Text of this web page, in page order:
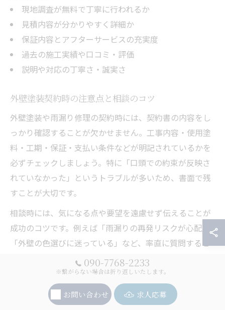
現地調査が無料で丁寧に行われるか
見積内容が分かりやすく詳細か
保証内容とアフターサービスの充実度
過去の施工実績や口コミ・評価
説明や対応の丁寧さ・誠実さ
外壁塗装契約時の注意点と相談のコツ
外壁塗装や雨漏り修理の契約時には、契約書の内容をし
っかり確認することが欠かせません。工事内容・使用塗
料・工期・保証・支払い条件などが明記されているかを
必ずチェックしましょう。特に「口頭での約束が反映さ
れていなかった」というトラブルが多いため、書面で残
すことが大切です。
相談時には、気になる点や要望を遠慮せず伝えることが
成功のコツです。例えば「雨漏りの再発リスクが心配」
「外壁の色選びに迷っている」など、率直に質問するこ
とで、業者の提案力や対応力も判断できます。過去の失
敗例として、疑問点を曖昧にしたまま契約し、後で後悔
したというケースもあります。
090-7768-2233
※繋がらない場合は折り返しいたします。
お問い合わせ 求人応募